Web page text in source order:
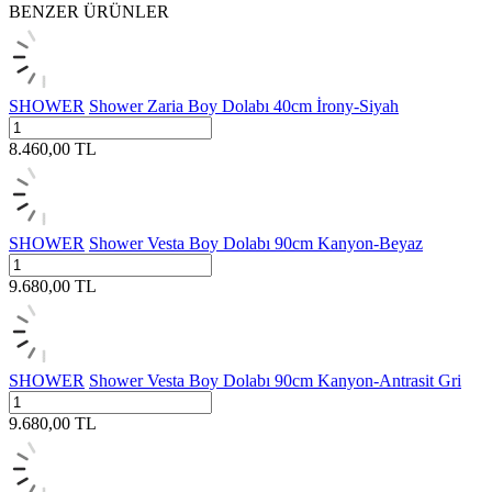
BENZER ÜRÜNLER
SHOWER Shower Zaria Boy Dolabı 40cm İrony-Siyah
8.460,00 TL
SHOWER Shower Vesta Boy Dolabı 90cm Kanyon-Beyaz
9.680,00 TL
SHOWER Shower Vesta Boy Dolabı 90cm Kanyon-Antrasit Gri
9.680,00 TL